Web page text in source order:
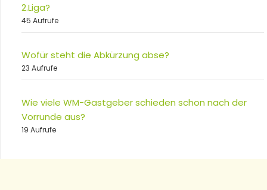
2.Liga?
45 Aufrufe
Wofür steht die Abkürzung abse?
23 Aufrufe
Wie viele WM-Gastgeber schieden schon nach der
Vorrunde aus?
19 Aufrufe